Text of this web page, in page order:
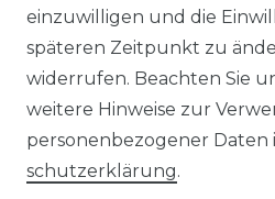
15
20
25
30
Klimaanlagen
Klimaanlagen
einzuwilligen und die
späteren Zeitpunkt zu
widerrufen. Beachten Sie
weitere Hinweise zur
personenbezogener Daten
schutz­erklärung.